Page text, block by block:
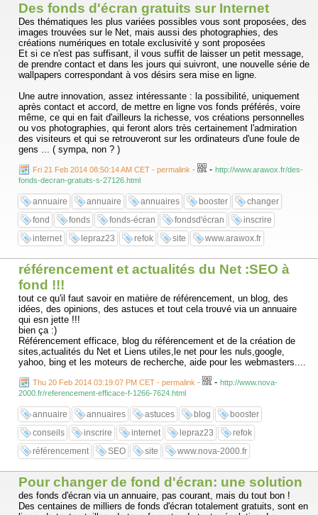
Des fonds d'écran gratuits sur Internet
Des thématiques les plus variées possibles vous sont proposées, des
images trouvées sur le Net, mais aussi des photographies, des
créations numériques en totale exclusivité y sont proposées
Et si ce n'est pas suffisant, il vous suffit de laisser un petit message,
de prendre contact et dans les jours qui suivront, une nouvelle série de
wallpapers correspondant à vos désirs sera mise en ligne.
Une autre innovation, assez intéressante : la possibilité, uniquement
après contact et accord, de mettre en ligne vos fonds préférés, voire
même, ce qui en fait d'ailleurs la richesse, vos créations personnelles
ou vos photographies, qui feront alors très certainement l'admiration
des visiteurs et qui se retrouveront sur les ordinateurs d'une foule de
gens ... ( sympa, non ? )
Fri 21 Feb 2014 08:50:14 AM CET - permalink - - http://www.arawox.fr/des-
fonds-decran-gratuits-s-27126.html
annuaire annuaire annuaires booster
changer
fond
fonds fonds-écran fondsd'écran
inscrire
internet
lepraz23 refok site www.arawox.fr
référencement et actualités du Net :SEO à
fond !!!
tout ce qu'il faut savoir en matière de référencement, un blog, des
idées, des opinions, des astuces et tout cela trouvé via un annuaire
qui esn jette !!!
bien ça :)
Référencement efficace, blog du référencement et de la création de
sites,actualités du Net et Liens utiles,le net pour les nuls,google,
yahoo, bing et les moteurs de recherche, aide pour les webmasters....
Thu 20 Feb 2014 03:19:07 PM CET - permalink - - http://www.nova-
2000.fr/referencement-efficace-f-1266-7624.html
annuaire annuaires astuces blog
booster
conseils
inscrire internet lepraz23
refok
référencement
SEO site www.nova-2000.fr
Pour changer de fond d'écran: une solution
des fonds d'écran via un annuaire, pas courant, mais du tout bon !
Des centaines de milliers de fonds d'écran totalement gratuits, sont en